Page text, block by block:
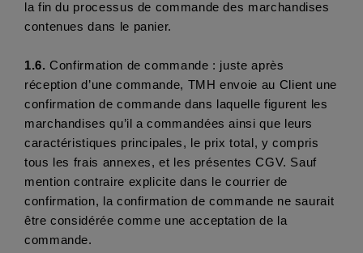
la fin du processus de commande des marchandises
contenues dans le panier.
1.6. Confirmation de commande : juste après
réception d’une commande, TMH envoie au Client une
confirmation de commande dans laquelle figurent les
marchandises qu’il a commandées ainsi que leurs
caractéristiques principales, le prix total, y compris
tous les frais annexes, et les présentes CGV. Sauf
mention contraire explicite dans le courrier de
confirmation, la confirmation de commande ne saurait
être considérée comme une acceptation de la
commande.